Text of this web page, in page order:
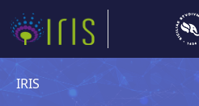
IRIS